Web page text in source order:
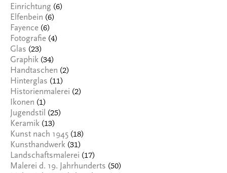
Einrichtung (6)
Elfenbein (6)
Fayence (6)
Fotografie (4)
Glas (23)
Graphik (34)
Handtaschen (2)
Hinterglas (11)
Historienmalerei (2)
Ikonen (1)
Jugendstil (25)
Keramik (13)
Kunst nach 1945 (18)
Kunsthandwerk (31)
Landschaftsmalerei (17)
Malerei d. 19. Jahrhunderts (50)